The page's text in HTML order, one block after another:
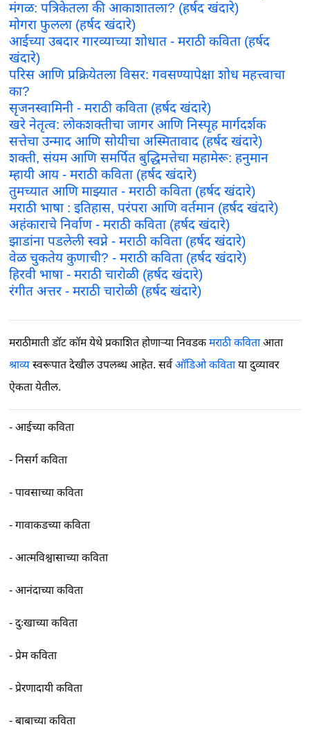
मंगळ: पत्रिकेतला की आकाशातला? (हर्षद खंदारे)
मोगरा फुलला (हर्षद खंदारे)
आईच्या उबदार गारव्याच्या शोधात - मराठी कविता (हर्षद
खंदारे)
परिस आणि प्रक्रियेतला विसर: गवसण्यापेक्षा शोध महत्त्वाचा
का?
सृजनस्वामिनी - मराठी कविता (हर्षद खंदारे)
खरे नेतृत्व: लोकशक्तीचा जागर आणि निस्पृह मार्गदर्शक
सत्तेचा उन्माद आणि सोयीचा अस्मितावाद (हर्षद खंदारे)
शक्ती, संयम आणि समर्पित बुद्धिमत्तेचा महामेरू: हनुमान
म्हायी आय - मराठी कविता (हर्षद खंदारे)
तुमच्यात आणि माझ्यात - मराठी कविता (हर्षद खंदारे)
मराठी भाषा : इतिहास, परंपरा आणि वर्तमान (हर्षद खंदारे)
अहंकाराचे निर्वाण - मराठी कविता (हर्षद खंदारे)
झाडांना पडलेली स्वप्ने - मराठी कविता (हर्षद खंदारे)
वेळ चुकतेय कुणाची? - मराठी कविता (हर्षद खंदारे)
हिरवी भाषा - मराठी चारोळी (हर्षद खंदारे)
रंगीत अत्तर - मराठी चारोळी (हर्षद खंदारे)
मराठीमाती डॉट कॉम येथे प्रकाशित होणाऱ्या निवडकमराठी कविताआता
श्राव्य स्वरूपात देखील उपलब्ध आहेत. सर्वऑडिओ कविताया दुव्यावर
ऐकता येतील.
-आईच्या कविता
-निसर्ग कविता
-पावसाच्या कविता
-गावाकडच्या कविता
-आत्मविश्वासाच्या कविता
-आनंदाच्या कविता
-दुःखाच्या कविता
-प्रेम कविता
-प्रेरणादायी कविता
-बाबाच्या कविता